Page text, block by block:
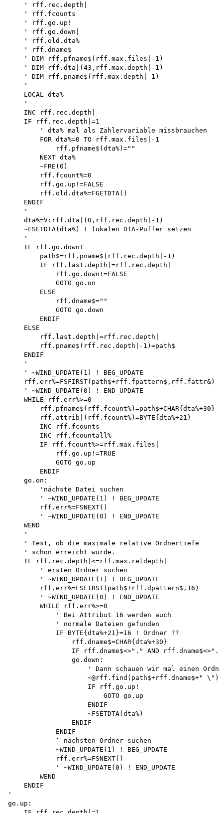
    ' rff.rec.depth|
    ' rff.fcounts
    ' rff.go.up!
    ' rff.go.down|
    ' rff.old.dta%
    ' rff.dname$
    ' DIM rff.pfname$(rff.max.files|-1)
    ' DIM rff.dta|(43,rff.max.depth|-1)
    ' DIM rff.pname$(rff.max.depth|-1)
    '
    LOCAL dta%
    '
    INC rff.rec.depth|
    IF rff.rec.depth|=1
        ' dta% mal als Zählervariable missbrauchen
        FOR dta%=0 TO rff.max.files|-1
            rff.pfname$(dta%)=""
        NEXT dta%
        ~FRE(0)
        rff.fcount%=0
        rff.go.up!=FALSE
        rff.old.dta%=FGETDTA()
    ENDIF
    '
    dta%=V:rff.dta|(0,rff.rec.depth|-1)
    ~FSETDTA(dta%) ! lokalen DTA-Puffer setzen
    '
    IF rff.go.down!
        path$=rff.pname$(rff.rec.depth|-1)
        IF rff.last.depth|=rff.rec.depth|
            rff.go.down!=FALSE
            GOTO go.on
        ELSE
            rff.dname$=""
            GOTO go.down
        ENDIF
    ELSE
        rff.last.depth|=rff.rec.depth|
        rff.pname$(rff.rec.depth|-1)=path$
    ENDIF
    '
    ' ~WIND_UPDATE(1) ! BEG_UPDATE
    rff.err%=FSFIRST(path$+rff.fpattern$,rff.fattr&)
    ' ~WIND_UPDATE(0) ! END_UPDATE
    WHILE rff.err%>=0
        rff.pfname$(rff.fcount%)=path$+CHAR{dta%+30}
        rff.attrib|(rff.fcount%)=BYTE{dta%+21}
        INC rff.fcounts
        INC rff.fcountall%
        IF rff.fcount%>=rff.max.files|
            rff.go.up!=TRUE
            GOTO go.up
        ENDIF
    go.on:
        'nächste Datei suchen
        ' ~WIND_UPDATE(1) ! BEG_UPDATE
        rff.err%=FSNEXT()
        ' ~WIND_UPDATE(0) ! END_UPDATE
    WEND
    '
    ' Test, ob die maximale relative Ordnertiefe
    ' schon erreicht wurde.
    IF rff.rec.depth|<=rff.max.reldepth|
        ' ersten Ordner suchen
        ' ~WIND_UPDATE(1) ! BEG_UPDATE
        rff.err%=FSFIRST(path$+rff.dpattern$,16)
        ' ~WIND_UPDATE(0) ! END_UPDATE
        WHILE rff.err%>=0
            ' Bei Attribut 16 werden auch
            ' normale Dateien gefunden
            IF BYTE{dta%+21}=16 ! Ordner ??
                rff.dname$=CHAR{dta%+30}
IF rff.dname$<>"." AND
                go.down:
' Dann schauen wir mal einen
                    ~@rff.find(path$+rff.dname$+" \")
                    IF rff.go.up!
                        GOTO go.up
                    ENDIF
                    ~FSETDTA(dta%)
                ENDIF
            ENDIF
            ‘ nächsten Ordner suchen
            ~WIND_UPDATE(1) ! BEG_UPDATE
            rff.err%=FSNEXT()
            ' ~WIND_UPDATE(0) ! END_UPDATE
        WEND
    ENDIF
'
go.up: